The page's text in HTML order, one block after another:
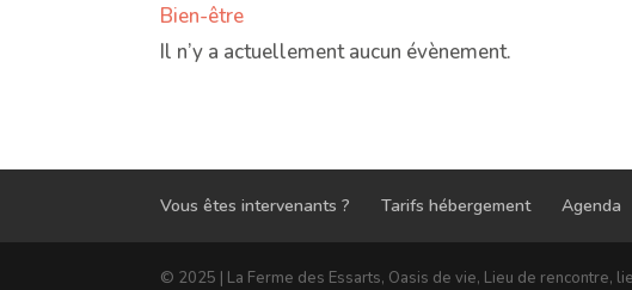
Bien-être
Il n’y a actuellement aucun évènement.
Vous êtes intervenants ? Tarifs hébergement Agenda
© 2025 | La Ferme des Essarts, Oasis de vie, Lieu de rencontre,